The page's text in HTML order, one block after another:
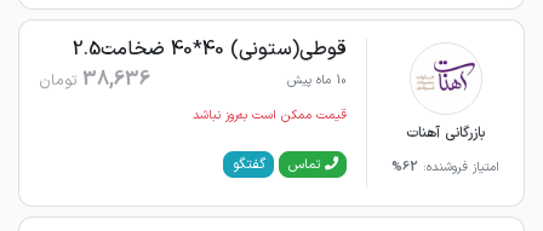
بازرگانی آهنات
امتیاز فروشنده: 62%
قوطی(ستونی) 40*40 ضخامت2.5
10 ماه پیش 38,636 تومان
قیمت ممکن است به‌روز نباشد
تماس گفتگو